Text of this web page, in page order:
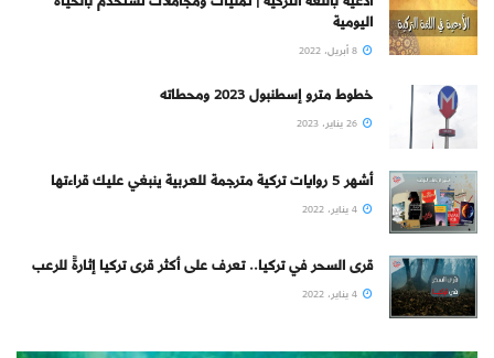
اليومية
خطوط مترو إسطنبول 2023 ومحطاته
أشهر 5 روايات تركية مترجمة للعربية ينبغي عليك قراءتها
قرى السحر في تركيا.. تعرف على أكثر قرى تركيا إثارةً للرعب